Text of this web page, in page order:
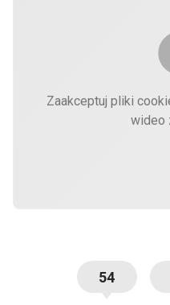
Zaakceptuj pliki
wideo
54